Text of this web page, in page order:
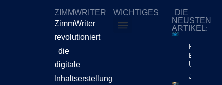
ZIMMWRITER
ZimmWriter
revolutioniert
die
digitale
Inhaltserstellung
WICHTIGES
DIE
NEUSTEN
ARTIKEL:
KI-
Bewegt
Jetzt